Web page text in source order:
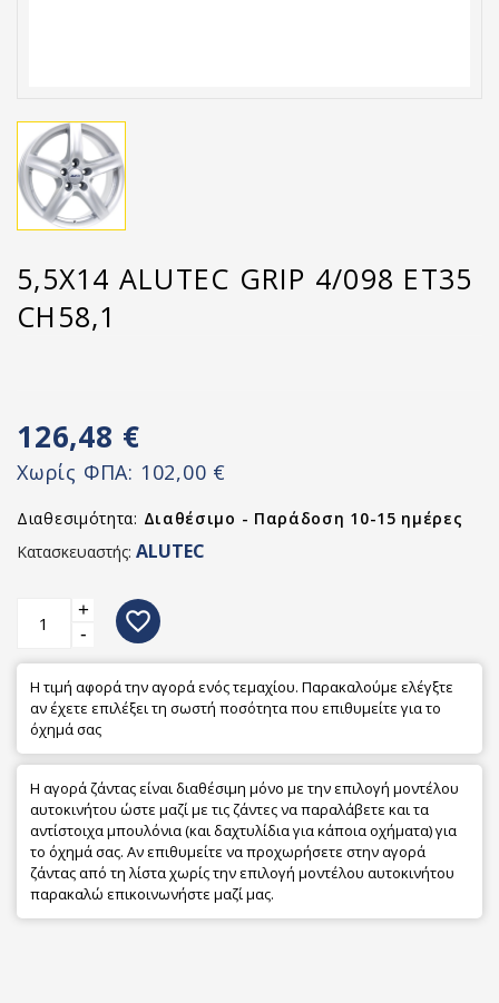
5,5X14 ALUTEC GRIP 4/098 ET35
CH58,1
126,48 €
Χωρίς ΦΠΑ: 102,00 €
Διαθεσιμότητα: Διαθέσιμο - Παράδοση 10-15 ημέρες
Κατασκευαστής: ALUTEC
+
-
favorite_border
Η τιμή αφορά την αγορά ενός τεμαχίου. Παρακαλούμε ελέγξτε
αν έχετε επιλέξει τη σωστή ποσότητα που επιθυμείτε για το
όχημά σας
Η αγορά ζάντας είναι διαθέσιμη μόνο με την επιλογή μοντέλου
αυτοκινήτου ώστε μαζί με τις ζάντες να παραλάβετε και τα
αντίστοιχα μπουλόνια (και δαχτυλίδια για κάποια οχήματα) για
το όχημά σας. Αν επιθυμείτε να προχωρήσετε στην αγορά
ζάντας από τη λίστα χωρίς την επιλογή μοντέλου αυτοκινήτου
παρακαλώ επικοινωνήστε μαζί μας.